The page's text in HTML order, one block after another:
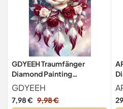
GDYEEH Traumfänger
Diamond Painting
Erwachsene, 5D Rosen
Blumen Diamant Kunst
Bilder Anfänger, DIY Runder
GDYEEH
7,98 € 9,98 €